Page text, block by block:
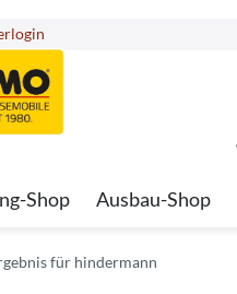
Shop Ausbau-Shop
für hindermann